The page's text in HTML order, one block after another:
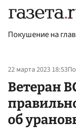
Покушение на
22 марта 2023 18:53
Ветеран
об